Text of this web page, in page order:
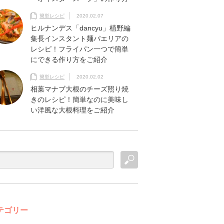
簡単レシピ 2020.02.07
ヒルナンデス「dancyu」植野編
集長インスタント麺パエリアの
レシピ！フライパン一つで簡単
にできる作り方をご紹介
簡単レシピ 2020.02.02
相葉マナブ大根のチーズ照り焼
きのレシピ！簡単なのに美味し
い洋風な大根料理をご紹介
ゴリー